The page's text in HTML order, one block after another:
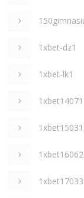
1xbet-dz1
1xbet-lk1
1xbet15031
1xbet16062
1xbet17033